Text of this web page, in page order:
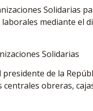
Solidarias
mediante el
Solidarias
de la
obreras,